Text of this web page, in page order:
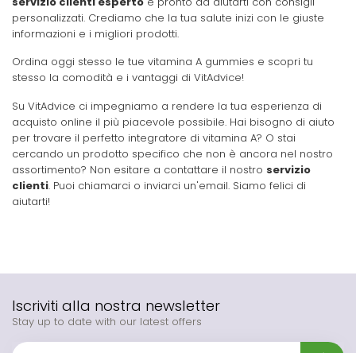
personalizzati. Crediamo che la tua salute inizi con le giuste
informazioni e i migliori prodotti.
Ordina oggi stesso le tue vitamina A gummies e scopri tu
stesso la comodità e i vantaggi di VitAdvice!
Su VitAdvice ci impegniamo a rendere la tua esperienza di
acquisto online il più piacevole possibile. Hai bisogno di aiuto
per trovare il perfetto integratore di vitamina A? O stai
cercando un prodotto specifico che non è ancora nel nostro
assortimento? Non esitare a contattare il nostro servizio
clienti. Puoi chiamarci o inviarci un'email. Siamo felici di
aiutarti!
Iscriviti alla nostra newsletter
Stay up to date with our latest offers